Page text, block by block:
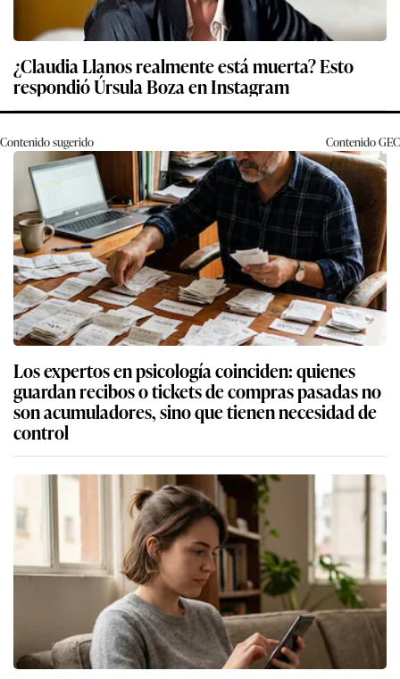
¿Claudia Llanos realmente está muerta? Esto
respondió Úrsula Boza en Instagram
Contenido sugerido ContenidoGEC
Los expertos en psicología coinciden: quienes
guardan recibos o tickets de compras pasadas no
son acumuladores, sino que tienen necesidad de
control